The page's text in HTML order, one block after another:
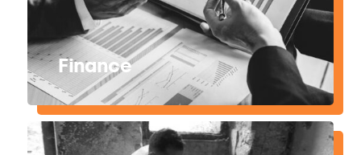
Finance